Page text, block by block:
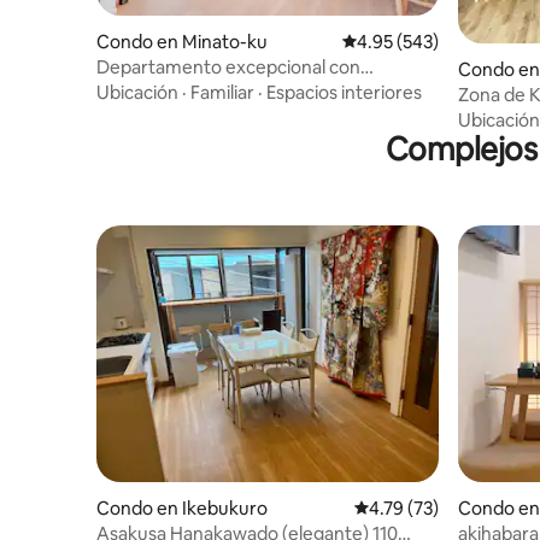
Condo en Minato-ku Calificación promedio:
4.95 (543)
Departamento excepcional con
cocina/lavadora/cafetera/microondas/en
Ubicación · Familiar · Espacios interiores
Condo
Zona de
cama y
Ubicación
Condo en Ikebukuro Calificación promedio:
4.79 (73)
Asakusa Hanakawado (elegante) 110
Condo